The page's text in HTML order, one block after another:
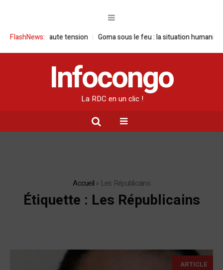
FlashNews:
haute tension Goma sous le feu : la situation humanitaire se
Infocongo
La RDC en un clic !
Accueil» Les Républicains
Étiquette : Les Républicains
ARTICLE